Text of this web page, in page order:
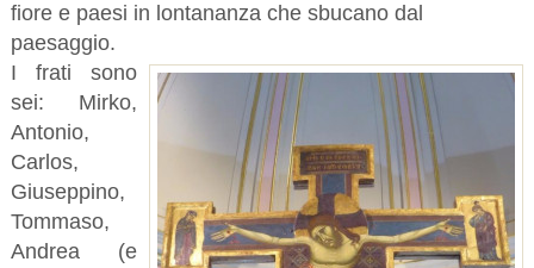
fiore e paesi in lontananza che sbucano dal
paesaggio.
I frati sono
sei: Mirko,
Antonio,
Carlos,
Giuseppino,
Tommaso,
Andrea (e